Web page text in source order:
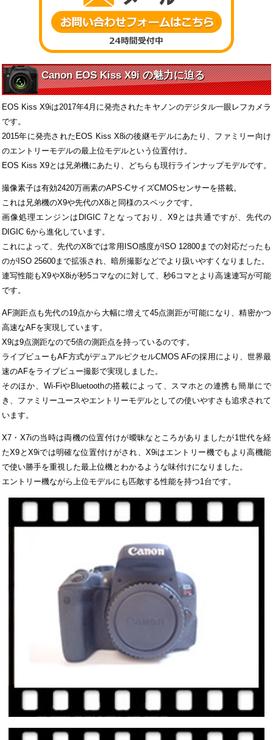
Canon EOS Kiss X9i の魅力に迫る
EOS Kiss X9iは2017年4月に発売されたキヤノンのデジタル一眼レフカメラ
です。
2015年に発売されたEOS Kiss X8iの後継モデルにあたり、ファミリー向け
のエントリーモデルの最上位モデルという位置付け。
EOS Kiss X9とは兄弟機にあたり、どちらも現行ラインナップモデルです。
撮像素子は有効2420万画素のAPS-CサイズCMOSセンサーを搭載。
これは兄弟機のX9や先代のX8iと同様のスペックです。
画像処理エンジンはDIGIC 7となっており、X9とは共通ですが、先代の
DIGIC 6から進化しています。
これによって、先代のX8iでは常用ISO感度がISO 12800までの対応だったも
のがISO 25600まで拡張され、暗所撮影などでより扱いやすくなりました。
連写性能もX9やX8iが秒5コマなのに対して、秒6コマとより高速連写が可能
です。
AF測距点も先代の19点から大幅に増えて45点測距が可能になり、精密かつ
高速なAFを実現しています。
X9は9点測距なので5倍の測距点を持っているのです。
ライブビューもAF方式がデュアルピクセルCMOS AFの採用により、世界最
速のAFをライブビュー撮影で実現しました。
そのほか、Wi-FiやBluetoothの搭載によって、スマホとの連携も簡単にで
き、ファミリーユースやエントリーモデルとしての使いやすさも追求されて
います。
X7・X7iの当時は両機の位置付けが曖昧なところがありましたが1世代を経
たX9とX9iでは明確な位置付けがされ、X9iはエントリー機でもより高機能
で使い勝手を重視した最上位機とわかるような味付けになりました。
エントリー機ながら上位モデルにも匹敵する性能を持つ1台です。